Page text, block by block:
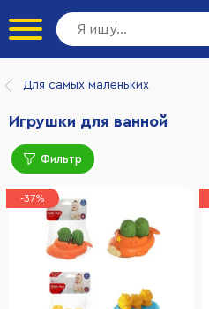
Для самых маленьких
Игрушки для ванной
Фильтр
-37%